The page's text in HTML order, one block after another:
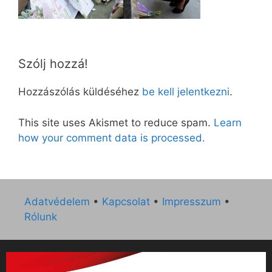
Szólj hozzá!
Hozzászólás küldéséhez be kell jelentkezni.
This site uses Akismet to reduce spam. Learn
how your comment data is processed.
Adatvédelem • Kapcsolat • Impresszum •
Rólunk